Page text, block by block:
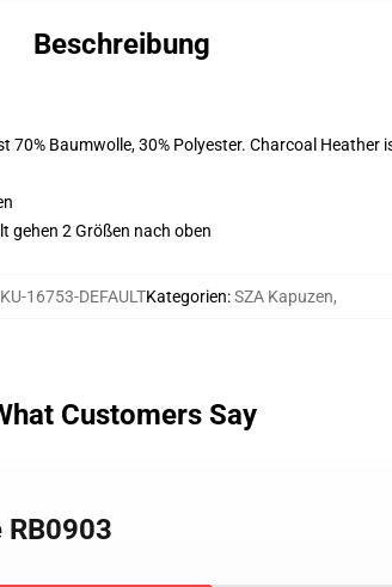
Beschreibung
Baumwolle, 30% Polyester. Charcoal Heather
gehen 2 Größen nach oben
16753-DEFAULTKategorien:SZA Kapuzen,
Customers Say